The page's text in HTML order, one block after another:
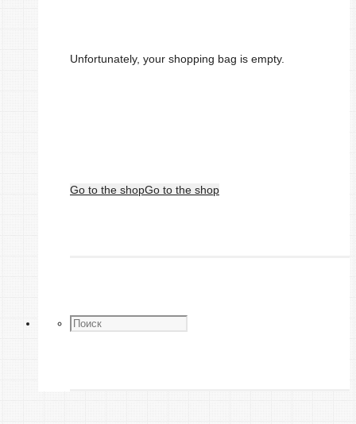
Unfortunately, your shopping bag is empty.
Go to the shopGo to the shop